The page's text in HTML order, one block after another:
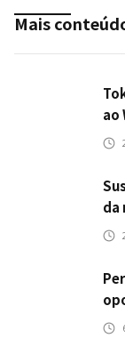
Mais
ao
da